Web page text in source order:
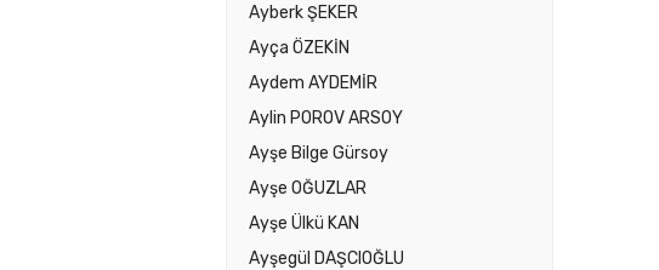
Ayberk ŞEKER
Ayça ÖZEKİN
Aydem AYDEMİR
Aylin POROV ARSOY
Ayşe Bilge Gürsoy
Ayşe OĞUZLAR
Ayşe Ülkü KAN
Ayşegül DAŞCIOĞLU